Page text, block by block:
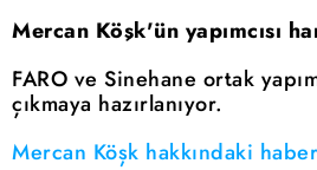
Mercan Köşk'ün yapımcısı
FARO ve Sinehane ortak
çıkmaya hazırlanıyor.
Mercan Köşk hakkındaki